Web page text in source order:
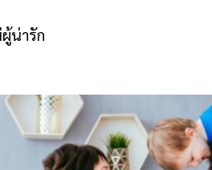
น่ารัก